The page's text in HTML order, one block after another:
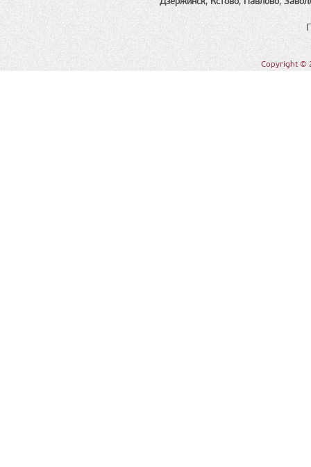
Copyright ©